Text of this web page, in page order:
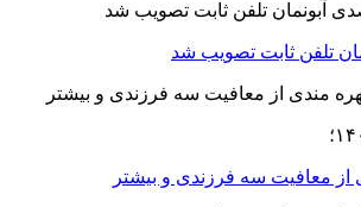
معافیت سه فرزندی و بیشتر